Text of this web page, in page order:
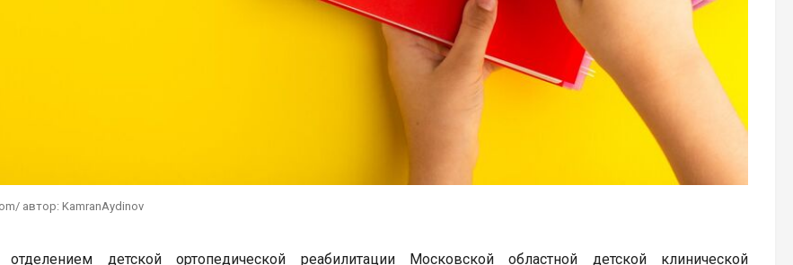
автор: KamranAydinov
детской ортопедической реабилитации Московской областной детской клинической